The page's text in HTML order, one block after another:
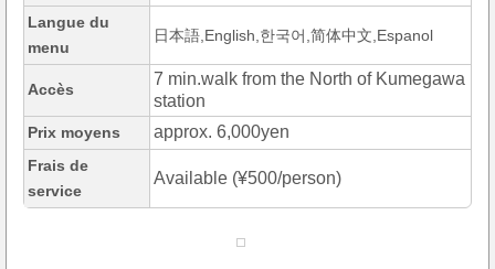
Langue du
menu
日本語,English,한국어,简体中文,Espanol
Accès
7 min.walk from the North of Kumegawa
station
Prix moyens approx. 6,000yen
Frais de
service
Available (¥500/person)